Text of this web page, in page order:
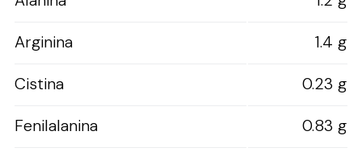
Arginina
1.4 g
Cistina
0.23 g
Fenilalanina
0.83 g